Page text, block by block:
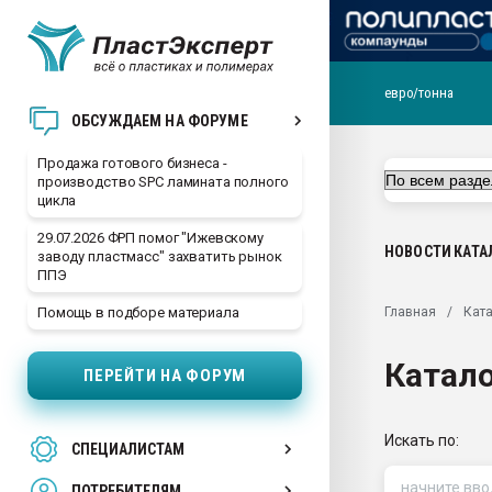
ОБСУЖДАЕМ НА ФОРУМЕ
Продажа готового бизнеса -
производство SPC ламината полного
цикла
29.07.2026 ФРП помог "Ижевскому
заводу пластмасс" захватить рынок
ППЭ
Помощь в подборе материала
ПЕРЕЙТИ НА ФОРУМ
СПЕЦИАЛИСТАМ
28.07.2026
Всё, что касается
Материал
Продам отходы
поликарбоната и АБС-
Armaloy PC/ABS-1IM
26.07.2022 "Сибирский
евро/тонна
НОВОСТИ
Главная
Искать по: